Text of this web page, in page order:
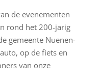
de evenementen
rond het 200-jarig
gemeente Nuenen-
op de fiets en
van onze